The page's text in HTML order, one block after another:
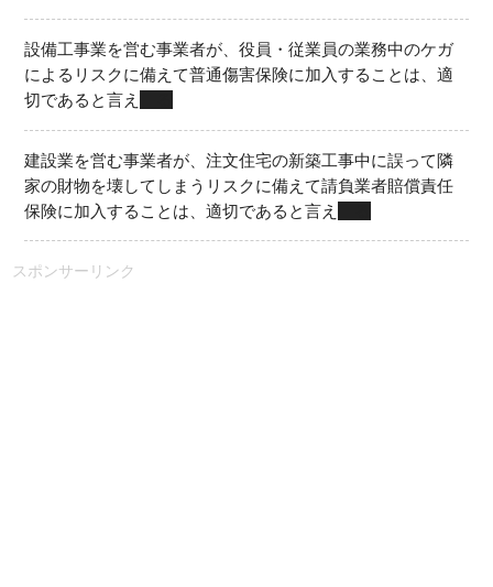
設備工事業を営む事業者が、役員・従業員の業務中のケガ
によるリスクに備えて普通傷害保険に加入することは、適
切であると言え
建設業を営む事業者が、注文住宅の新築工事中に誤って隣
家の財物を壊してしまうリスクに備えて請負業者賠償責任
保険に加入することは、適切であると言え
スポンサーリンク